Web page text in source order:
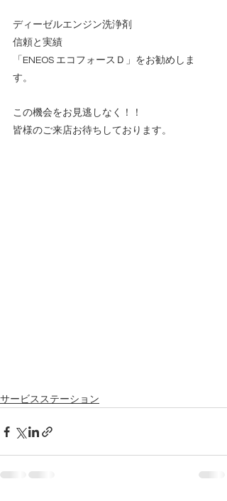
ディーゼルエンジン洗浄剤
信頼と実績
「ENEOS エコフォースＤ」をお勧めしま
す。
この機会をお見逃しなく！！
皆様のご来店お待ちしております。
サービスステーション